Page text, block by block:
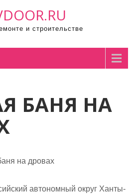
и строительстве
БАНЯ НА
на дровах
автономный округ Ханты-